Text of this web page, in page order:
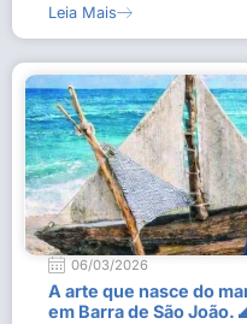
Leia Mais
06/03/2026
A arte que nasce do
em Barra de São João.